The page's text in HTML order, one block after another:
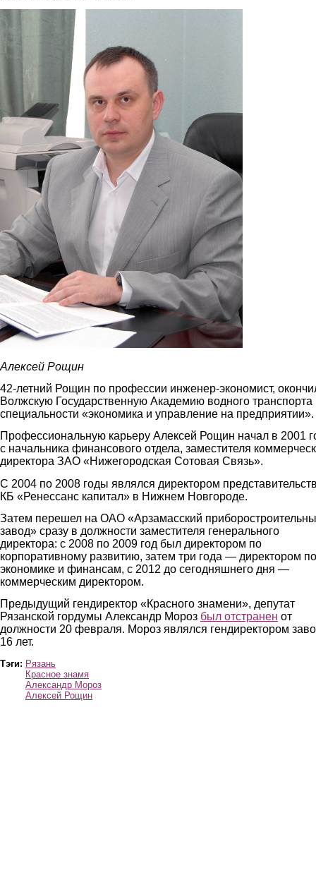
1.jpg
Алексей Рощин
42-летний Рощин по профессии инженер-экономист,
Волжскую Государственную Академию водного транспорта
специальности «экономика и управление на предприятии».
Профессиональную карьеру Алексей Рощин начал в 2001
с начальника финансового отдела, заместителя
директора ЗАО «Нижегородская Cотовая Cвязь».
С 2004 по 2008 годы являлся директором
КБ «Ренессанс капитал» в Нижнем Новгороде.
Затем перешел на ОАО «Арзамасский
завод» сразу в должности заместителя генерального
директора: с 2008 по 2009 год был директором по
корпоративному развитию, затем три года — директором по
экономике и финансам, с 2012 до сегодняшнего дня —
коммерческим директором.
Предыдущий гендиректор «Красного знамени», депутат
Рязанской гордумы Александр Мороз был отстранен от
должности 20 февраля. Мороз являлся гендиректором
16 лет.
Тэги: Рязань
Красное знамя
Александр Мороз
Алексей Рощин